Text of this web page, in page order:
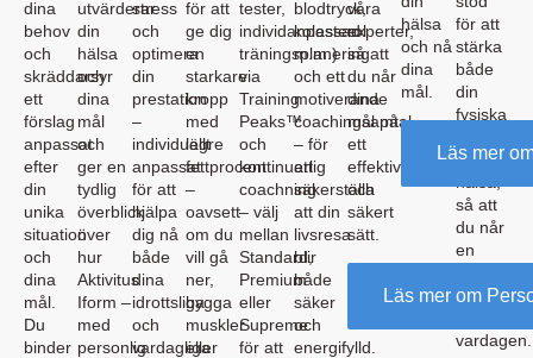
dina
behov
och
skräddarsyr
ett
förslag
anpassat
efter
din
unika
situation
och
dina
mål.
Du
binder
utvärderar
din
hälsa
och
dina
mål
och
ger en
tydlig
överblick
över
hur
Aktivitus
Iform –
med
personlig
stress
och
optimera
din
prestation
–
individuellt
anpassat
för att
hjälpa
dig nå
både
dina
idrottsliga
och
vardagliga
för att
ge dig
en
starkare
kropp
med
lägre
fettprocent
–
oavsett
om du
vill gå
ner,
bygga
muskler
eller
tester,
individanpassad
träningsplanering
via
Training
Peaks™
och
kontinuerlig
coachning
– välj
mellan
Standard,
Premium
eller
Supreme
för att
blodtryck,
kolesterol
m.m.)
och ett
motiverande
coachingsamtal
– för
att
säkerställa
att din
livsresa
blir
både
säker
och
energifylld.
våra
experter,
så att
du når
dina
mål på
ett
effektivt
och
säkert
sätt.
Läs mer om
hälsa
och nå
dina
mål.
Läs mer
för att
stärka
både
din
fysiska
mentala
så att
du når
en
balans
vardagen.